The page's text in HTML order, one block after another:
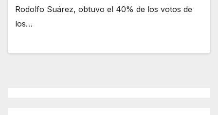
Rodolfo Suárez, obtuvo el 40% de los votos de
los…